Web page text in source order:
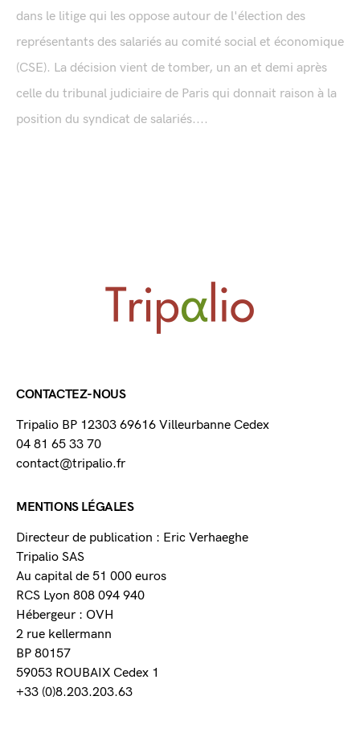
dans le litige qui les oppose autour de l'élection des
représentants des salariés au comité social et économique
(CSE). La décision vient de tomber, un an et demi après
celle du tribunal judiciaire de Paris qui donnait raison à la
position du syndicat de salariés....
CONTACTEZ-NOUS
Tripalio BP 12303 69616 Villeurbanne Cedex
04 81 65 33 70
contact@tripalio.fr
MENTIONS LÉGALES
Directeur de publication : Eric Verhaeghe
Tripalio SAS
Au capital de 51 000 euros
RCS Lyon 808 094 940
Hébergeur : OVH
2 rue kellermann
BP 80157
59053 ROUBAIX Cedex 1
+33 (0)8.203.203.63